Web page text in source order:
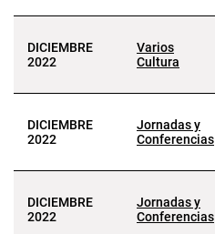
DICIEMBRE
2022
Varios
Cultura
DICIEMBRE
2022
Jornadas y
Conferencias
DICIEMBRE
2022
Jornadas y
Conferencias